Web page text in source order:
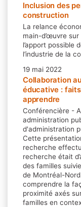
Inclusion des
construction
La relance
main-d’œuvre
l’apport possible
l’industrie de la
19 mai 2022
Collaboration
éducative :
apprendre
Conférencière -
administration
d'administration
Cette
recherche
recherche était
des familles
de Montréal-
comprendre la
proximité axés
familles en